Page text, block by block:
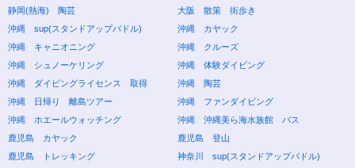
静岡(熱海) 陶芸
大阪 散策 街歩き
沖縄 sup(スタンドアップパドル)
沖縄 カヤック
沖縄 キャニオニング
沖縄 クルーズ
沖縄 シュノーケリング
沖縄 体験ダイビング
沖縄 ダイビングライセンス 取得
沖縄 陶芸
沖縄 日帰り 離島ツアー
沖縄 ファンダイビング
沖縄 ホエールウォッチング
沖縄 沖縄美ら海水族館 バス
鹿児島 カヤック
鹿児島 登山
鹿児島 トレッキング
神奈川 sup(スタンドアップパドル)